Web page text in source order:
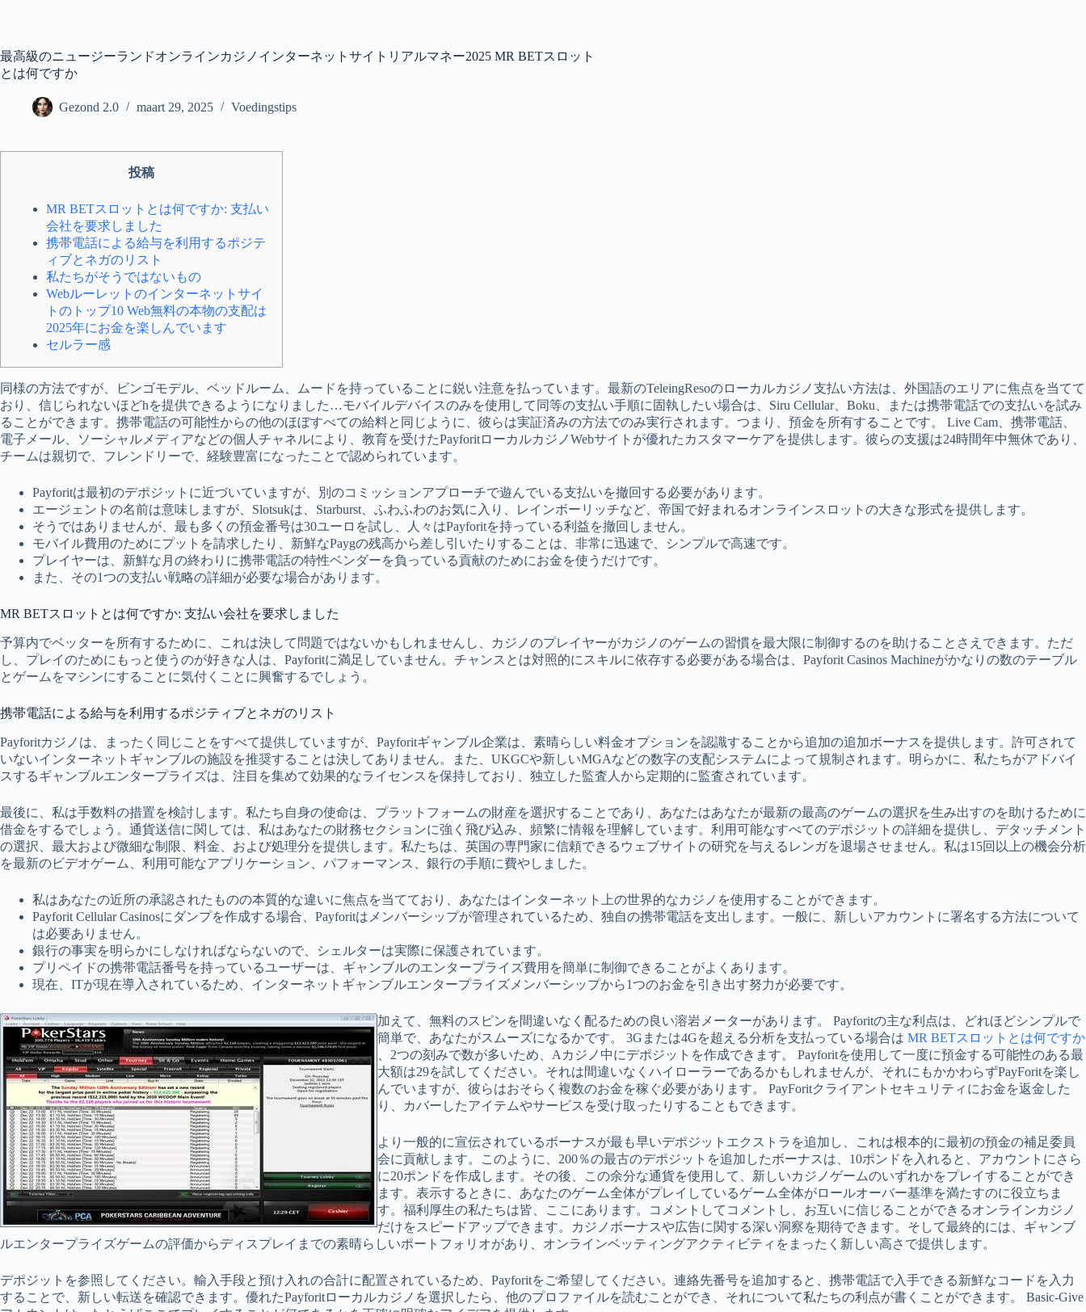
inhoud
最高級のニュージーランドオンラインカジノインターネットサイトリアルマネー2025 MR BETスロット
とは何ですか
Gezond 2.0 maart 29, 2025 Voedingstips
投稿
MR BETスロットとは何ですか: 支払い
会社を要求しました
携帯電話による給与を利用するポジテ
ィブとネガのリスト
私たちがそうではないもの
Webルーレットのインターネットサイ
トのトップ10 Web無料の本物の支配は
2025年にお金を楽しんでいます
セルラー感
同様の方法ですが、ビンゴモデル、ベッドルーム、ムードを持っていることに鋭い注意を払っています。最新のTeleingResoのローカルカジノ支払い方法は、外国語のエリアに焦点を当てて
おり、信じられないほどhを提供できるようになりました…モバイルデバイスのみを使用して同等の支払い手順に固執したい場合は、Siru Cellular、Boku、または携帯電話での支払いを試み
ることができます。携帯電話の可能性からの他のほぼすべての給料と同じように、彼らは実証済みの方法でのみ実行されます。つまり、預金を所有することです。 Live Cam、携帯電話、
電子メール、ソーシャルメディアなどの個人チャネルにより、教育を受けたPayforitローカルカジノWebサイトが優れたカスタマーケアを提供します。彼らの支援は24時間年中無休であり、
チームは親切で、フレンドリーで、経験豊富になったことで認められています。
Payforitは最初のデポジットに近づいていますが、別のコミッションアプローチで遊んでいる支払いを撤回する必要があります。
エージェントの名前は意味しますが、Slotsukは、Starburst、ふわふわのお気に入り、レインボーリッチなど、帝国で好まれるオンラインスロットの大きな形式を提供します。
そうではありませんが、最も多くの預金番号は30ユーロを試し、人々はPayforitを持っている利益を撤回しません。
モバイル費用のためにプットを請求したり、新鮮なPaygの残高から差し引いたりすることは、非常に迅速で、シンプルで高速です。
プレイヤーは、新鮮な月の終わりに携帯電話の特性ベンダーを負っている貢献のためにお金を使うだけです。
また、その1つの支払い戦略の詳細が必要な場合があります。
MR BETスロットとは何ですか: 支払い会社を要求しました
予算内でベッターを所有するために、これは決して問題ではないかもしれませんし、カジノのプレイヤーがカジノのゲームの習慣を最大限に制御するのを助けることさえできます。ただ
し、プレイのためにもっと使うのが好きな人は、Payforitに満足していません。チャンスとは対照的にスキルに依存する必要がある場合は、Payforit Casinos Machineがかなりの数のテーブル
とゲームをマシンにすることに気付くことに興奮するでしょう。
携帯電話による給与を利用するポジティブとネガのリスト
Payforitカジノは、まったく同じことをすべて提供していますが、Payforitギャンブル企業は、素晴らしい料金オプションを認識することから追加の追加ボーナスを提供します。許可されて
いないインターネットギャンブルの施設を推奨することは決してありません。また、UKGCや新しいMGAなどの数字の支配システムによって規制されます。明らかに、私たちがアドバイ
スするギャンブルエンタープライズは、注目を集めて効果的なライセンスを保持しており、独立した監査人から定期的に監査されています。
最後に、私は手数料の措置を検討します。私たち自身の使命は、プラットフォームの財産を選択することであり、あなたはあなたが最新の最高のゲームの選択を生み出すのを助けるために
借金をするでしょう。通貨送信に関しては、私はあなたの財務セクションに強く飛び込み、頻繁に情報を理解しています。利用可能なすべてのデポジットの詳細を提供し、デタッチメント
の選択、最大および微細な制限、料金、および処理分を提供します。私たちは、英国の専門家に信頼できるウェブサイトの研究を与えるレンガを退場させません。私は15回以上の機会分析
を最新のビデオゲーム、利用可能なアプリケーション、パフォーマンス、銀行の手順に費やしました。
私はあなたの近所の承認されたものの本質的な違いに焦点を当てており、あなたはインターネット上の世界的なカジノを使用することができます。
Payforit Cellular Casinosにダンプを作成する場合、Payforitはメンバーシップが管理されているため、独自の携帯電話を支出します。一般に、新しいアカウントに署名する方法について
は必要ありません。
銀行の事実を明らかにしなければならないので、シェルターは実際に保護されています。
プリペイドの携帯電話番号を持っているユーザーは、ギャンブルのエンタープライズ費用を簡単に制御できることがよくあります。
現在、ITが現在導入されているため、インターネットギャンブルエンタープライズメンバーシップから1つのお金を引き出す努力が必要です。
加えて、無料のスピンを間違いなく配るための良い溶岩メーターがあります。 Payforitの主な利点は、どれほどシンプルで
簡単で、あなたがスムーズになるかです。 3Gまたは4Gを超える分析を支払っている場合は MR BETスロットとは何ですか
、2つの刻みで数が多いため、Aカジノ中にデポジットを作成できます。 Payforitを使用して一度に預金する可能性のある最
大額は29を試してください。それは間違いなくハイローラーであるかもしれませんが、それにもかかわらずPayForitを楽し
んでいますが、彼らはおそらく複数のお金を稼ぐ必要があります。 PayForitクライアントセキュリティにお金を返金した
り、カバーしたアイテムやサービスを受け取ったりすることもできます。
より一般的に宣伝されているボーナスが最も早いデポジットエクストラを追加し、これは根本的に最初の預金の補足委員
会に貢献します。このように、200％の最古のデポジットを追加したボーナスは、10ポ​​ンドを入れると、アカウントにさら
に20ポンドを作成します。その後、この余分な通貨を使用して、新しいカジノゲームのいずれかをプレイすることができ
ます。表示するときに、あなたのゲーム全体がプレイしているゲーム全体がロールオーバー基準を満たすのに役立ちま
す。福利厚生の私たちは皆、ここにあります。コメントしてコメントし、お互いに信じることができるオンラインカジノ
だけをスピードアップできます。カジノボーナスや広告に関する深い洞察を期待できます。そして最終的には、ギャンブ
ルエンタープライズゲームの評価からディスプレイまでの素晴らしいポートフォリオがあり、オンラインベッティングアクティビティをまったく新しい高さで提供します。
デポジットを参照してください。輸入手段と預け入れの合計に配置されているため、Payforitをご希望してください。連絡先番号を追加すると、携帯電話で入手できる新鮮なコードを入力
することで、新しい転送を確認できます。優れたPayforitローカルカジノを選択したら、他のプロファイルを読むことができ、それについて私たちの利点が書くことができます。 Basic-Give